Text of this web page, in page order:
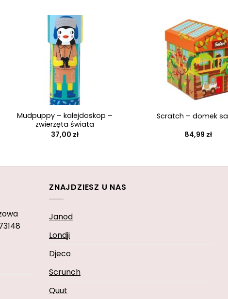
Mudpuppy – kalejdoskop –
zwierzęta świata
37,00 zł
Scratch – domek
84,99 zł
ZNAJDZIESZ U NAS
Janod
Londji
Djeco
Scrunch
Quut